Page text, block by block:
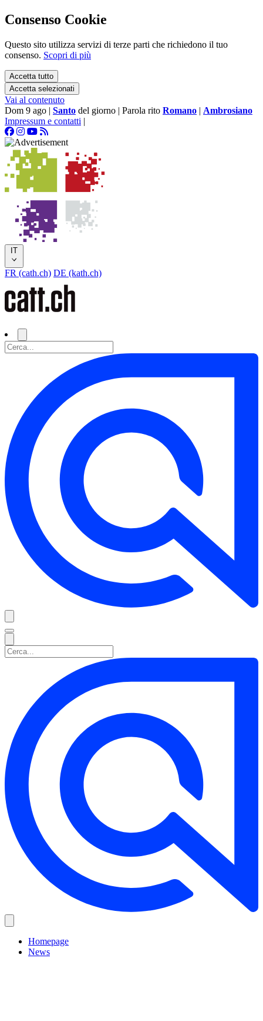
Consenso Cookie
Questo sito utilizza servizi di terze parti che richiedono il tuo
consenso. Scopri di più
Accetta tutto
Accetta selezionati
Vai al contenuto
Dom 9 ago | Santo del giorno | Parola rito Romano | Ambrosiano
Impressum e contatti |
IT
FR (cath.ch) DE (kath.ch)
Homepage
News